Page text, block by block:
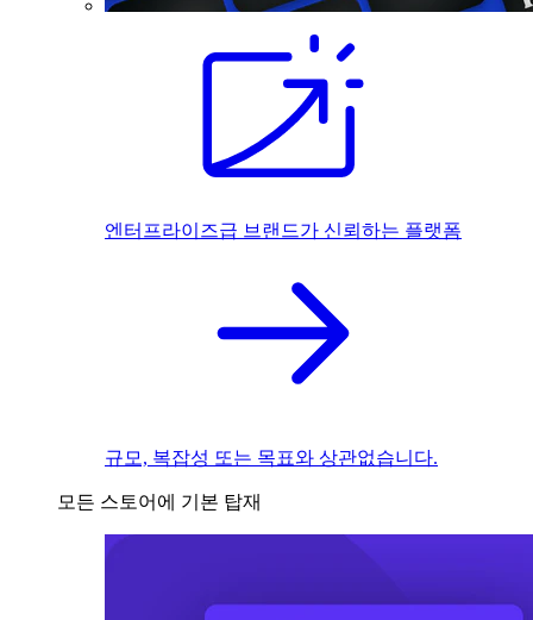
엔터프라이즈급 브랜드가 신뢰하는 플랫폼
규모, 복잡성 또는 목표와 상관없습니다.
모든 스토어에 기본 탑재